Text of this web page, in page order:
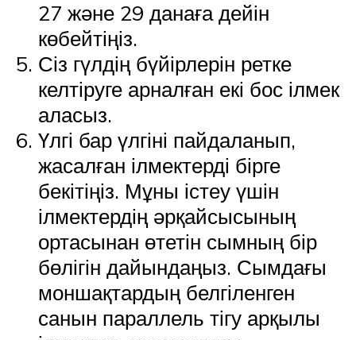
27 және 29 данаға дейін
көбейтіңіз.
Сіз гүлдің бүйірлерін ретке
келтіруге арналған екі бос ілмек
аласыз.
Үлгі бар үлгіні пайдаланып,
жасалған ілмектерді бірге
бекітіңіз. Мұны істеу үшін
ілмектердің әрқайсысының
ортасынан өтетін сымның бір
бөлігін дайындаңыз. Сымдағы
моншақтардың белгіленген
санын параллель тігу арқылы